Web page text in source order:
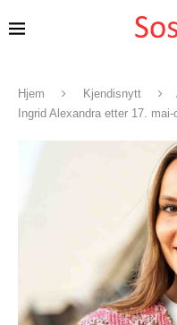
Hjem Kjendisnytt
Ingrid Alexandra etter 17. mai-